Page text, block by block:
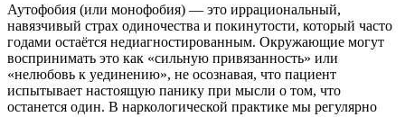
Аутофобия (или монофобия) — это иррациональный,
навязчивый страх одиночества и покинутости, который часто
годами остаётся недиагностированным. Окружающие могут
воспринимать это как «сильную привязанность» или
«нелюбовь к уединению», не осознавая, что пациент
испытывает настоящую панику при мысли о том, что
останется один. В наркологической практике мы регулярно